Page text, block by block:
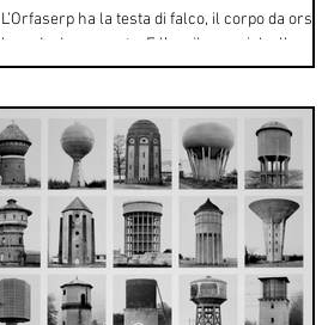
L’Orfaserp ha la testa di falco, il corpo da orso e
la coda da serpente. E l’aquila speciale, l’avete
mai osservata volare in cielo? O...